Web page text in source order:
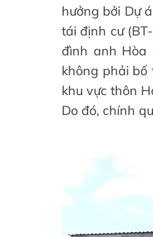
hưởng bởi Dự
tái định cư
đình anh Hòa
không phải bố
khu vực thôn
Do đó, chính